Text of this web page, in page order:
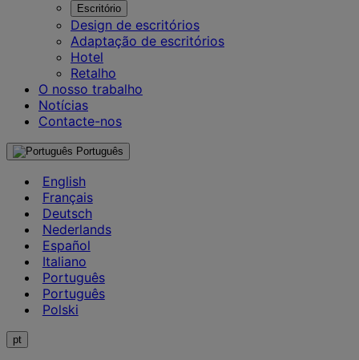
Escritório
Design de escritórios
Adaptação de escritórios
Hotel
Retalho
O nosso trabalho
Notícias
Contacte-nos
Português
English
Français
Deutsch
Nederlands
Español
Italiano
Português
Português
Polski
pt